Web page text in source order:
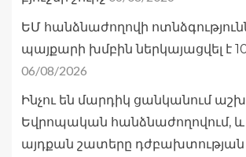
ԵՄ հանձնաժողովի
պայքարի խմբին ներկայացվել է
06/08/2026
Ինչու են մարդիկ ցանկանում
Եվրոպական հանձնաժողովում, և
այդքան շատերը դժբախտության